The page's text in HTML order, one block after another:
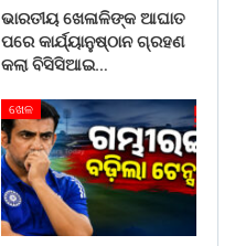
ଭାରତୀୟ ଖେଳାଳିଙ୍କ ଆଘାତ
ପରେ କାର୍ଯ୍ୟାନୁଷ୍ଠାନ ଗ୍ରହଣ
କଲା ବିସିସିଆଇ…
ଖେଳ